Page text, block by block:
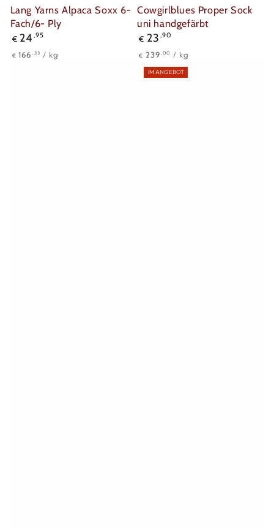
Lang Yarns Alpaca Soxx 6-
Fach/6- Ply
Regulärer
Preis
€ 24 ,95
Stückpreis
€ 166 ,33 / pro
kg
Cowgirlblues Proper Sock
uni handgefärbt
Regulärer
Preis
€ 23 ,90
Stückpreis
€ 239 ,00 / pro
kg
IM ANGEBOT